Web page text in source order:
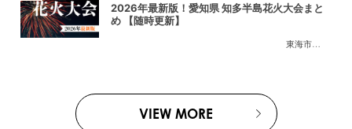
東海市
,大府市
2026年最新版！愛知県 知多半島花火大会まと
め 【随時更新】
VIEW MORE